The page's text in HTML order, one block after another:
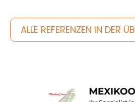
ALLE REFERENZEN IN DER